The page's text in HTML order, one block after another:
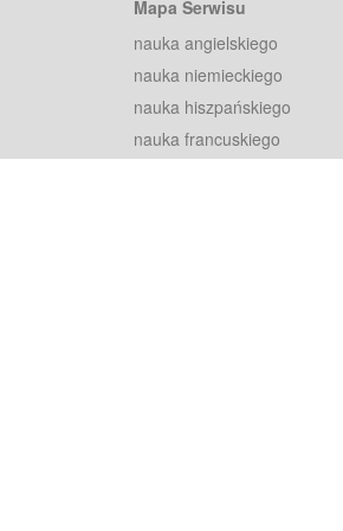
Mapa Serwisu
nauka angielskiego
nauka niemieckiego
nauka hiszpańskiego
nauka francuskiego